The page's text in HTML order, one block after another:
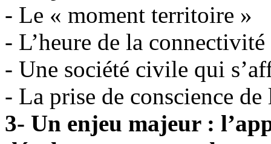
- Le « moment territoire »
- L’heure de la connectivité
- Une société civile qui
- La prise de conscience
3- Un enjeu majeur :